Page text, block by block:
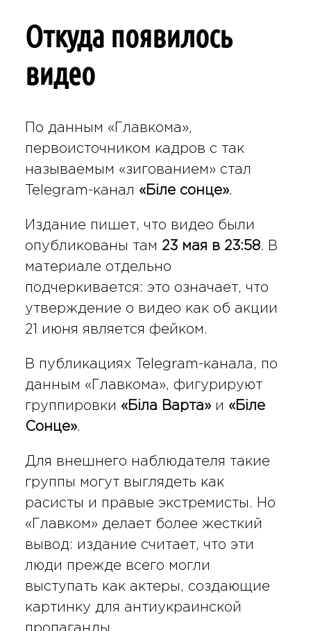
Откуда появилось
видео
По данным «Главкома»,
первоисточником кадров с так
называемым «зигованием» стал
Telegram-канал «Біле сонце».
Издание пишет, что видео были
опубликованы там 23 мая в 23:58. В
материале отдельно
подчеркивается: это означает, что
утверждение о видео как об акции
21 июня является фейком.
В публикациях Telegram-канала, по
данным «Главкома», фигурируют
группировки «Біла Варта»и «Біле
Сонце».
Для внешнего наблюдателя такие
группы могут выглядеть как
расисты и правые экстремисты. Но
«Главком» делает более жесткий
вывод: издание считает, что эти
люди прежде всего могли
выступать как актеры, создающие
картинку для антиукраинской
пропаганды.